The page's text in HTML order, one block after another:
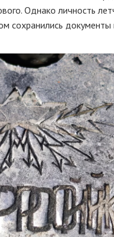
Однако личность
документы